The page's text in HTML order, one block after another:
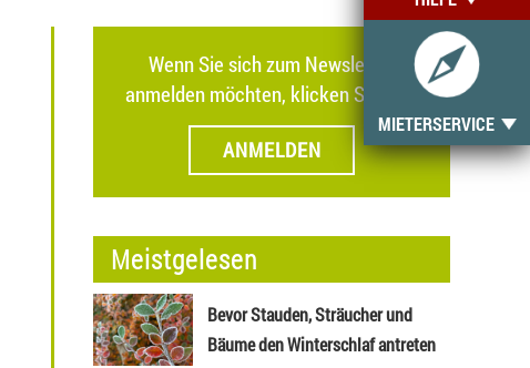
MIETERSERVICE
Wenn Sie sich zum Newsletter
anmelden möchten, klicken Sie hier.
ANMELDEN
Meistgelesen
Bevor Stauden, Sträucher und
Bäume den Winterschlaf antreten